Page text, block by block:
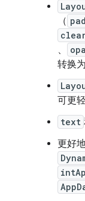
（
、
转换
可更
text
更好